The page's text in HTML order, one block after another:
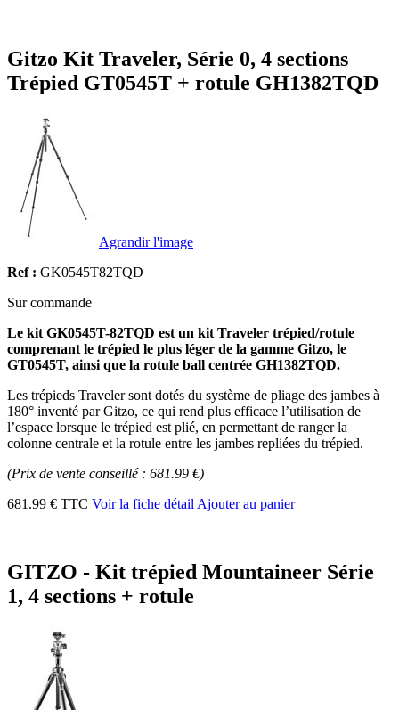
Gitzo Kit Traveler, Série 0, 4 sections
Trépied GT0545T + rotule GH1382TQD
Agrandir l'image
Ref : GK0545T82TQD
Sur commande
Le kit GK0545T-82TQD est un kit Traveler trépied/rotule
comprenant le trépied le plus léger de la gamme Gitzo, le
GT0545T, ainsi que la rotule ball centrée GH1382TQD.
Les trépieds Traveler sont dotés du système de pliage des jambes à
180° inventé par Gitzo, ce qui rend plus efficace l’utilisation de
l’espace lorsque le trépied est plié, en permettant de ranger la
colonne centrale et la rotule entre les jambes repliées du trépied.
(Prix de vente conseillé : 681.99 €)
681.99 € TTC Voir la fiche détail Ajouter au panier
GITZO - Kit trépied Mountaineer Série
1, 4 sections + rotule